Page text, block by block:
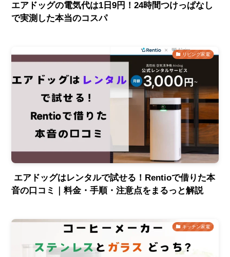
エアドッグの電気代は1日9円！24時間つけっぱなし
で実測した本当のコスパ
リビング家電
エアドッグはレンタルで試せる！Rentioで借りた本
音の口コミ｜料金・手順・注意点をまるっと解説
キッチン家電